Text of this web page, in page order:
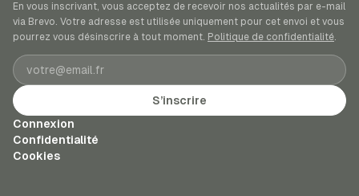
En vous inscrivant, vous acceptez de recevoir nos actualités par e-mail
via Brevo. Votre adresse est utilisée uniquement pour cet envoi et vous
pourrez vous désinscrire à tout moment. Politique de confidentialité.
Adresse e-mail
S’inscrire
Connexion
Confidentialité
Cookies